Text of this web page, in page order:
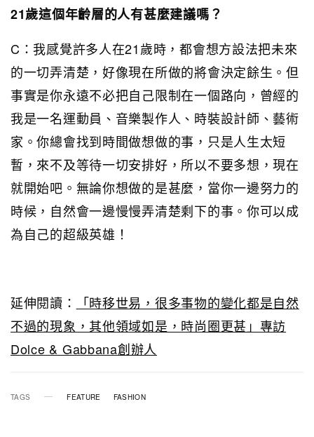
21歲這個年齡層的人有甚麼建議嗎？
C：我感覺許多人在21歲時，都會想方設法把未來
的一切弄清楚，好像現在所做的將會決定餘生。但
事實是你永遠不必把自己限制在一個路向，曾經的
我是一名運動員、音樂製作人、時裝設計師、藝術
家。你總會找到時間做想做的事，只是人生太短
暫，來不及等待一切安排好，所以不要多想，現在
就開始吧。無論你想做的是甚麼，當你一邊努力的
時候，自然會一邊慢慢弄清楚剩下的事。你可以成
為自己的超級英雄！
延伸閱讀：
「時移世易，很多事物的變化都是自然
不過的現象，其他領域如是，時尚圈更甚」專訪
Dolce & Gabbana創辦人
TAGS FEATURE FASHION